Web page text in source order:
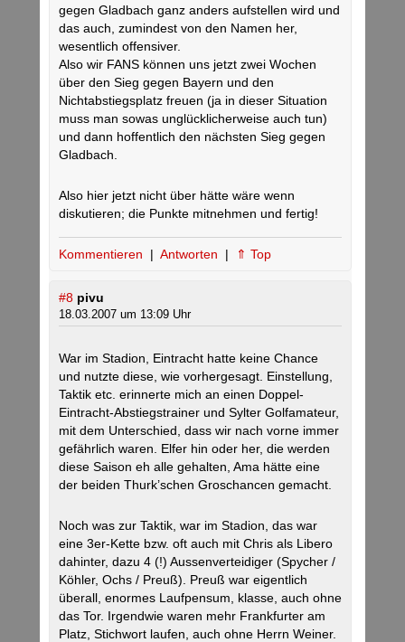
gegen Gladbach ganz anders aufstellen wird und
das auch, zumindest von den Namen her,
wesentlich offensiver.
Also wir FANS können uns jetzt zwei Wochen
über den Sieg gegen Bayern und den
Nichtabstiegsplatz freuen (ja in dieser Situation
muss man sowas unglücklicherweise auch tun)
und dann hoffentlich den nächsten Sieg gegen
Gladbach.
Also hier jetzt nicht über hätte wäre wenn
diskutieren; die Punkte mitnehmen und fertig!
Kommentieren | Antworten | ⇑ Top
#8 pivu
18.03.2007 um 13:09 Uhr
War im Stadion, Eintracht hatte keine Chance
und nutzte diese, wie vorhergesagt. Einstellung,
Taktik etc. erinnerte mich an einen Doppel-
Eintracht-Abstiegstrainer und Sylter Golfamateur,
mit dem Unterschied, dass wir nach vorne immer
gefährlich waren. Elfer hin oder her, die werden
diese Saison eh alle gehalten, Ama hätte eine
der beiden Thurk’schen Groschancen gemacht.
Noch was zur Taktik, war im Stadion, das war
eine 3er-Kette bzw. oft auch mit Chris als Libero
dahinter, dazu 4 (!) Aussenverteidiger (Spycher /
Köhler, Ochs / Preuß). Preuß war eigentlich
überall, enormes Laufpensum, klasse, auch ohne
das Tor. Irgendwie waren mehr Frankfurter am
Platz, Stichwort laufen, auch ohne Herrn Weiner.